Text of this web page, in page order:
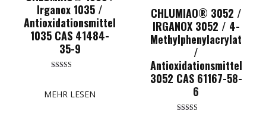
Irganox 1035 /
Antioxidationsmittel
1035 CAS 41484-
35-9
von 5
MEHR LESEN
CHLUMIAO® 3052 /
IRGANOX 3052 / 4-
Methylphenylacrylat
/
Antioxidationsmittel
3052 CAS 61167-58-
6